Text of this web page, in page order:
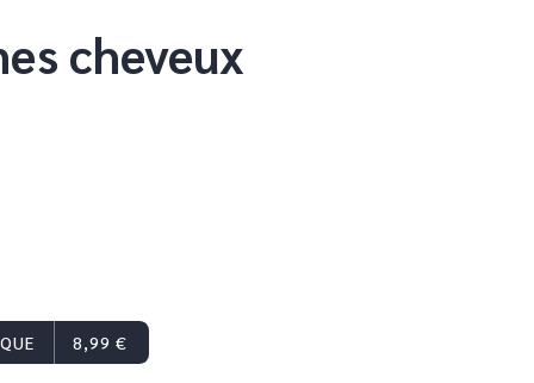
cheveux
8,99 €